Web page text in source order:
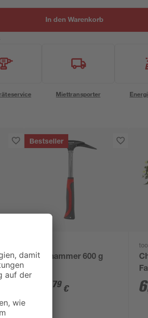
In den Warenkorb
Miettransporter
Bestseller
Latthammer 600 g
79 € 6